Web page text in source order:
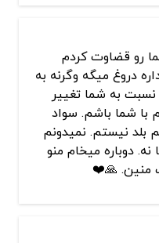
رو قضاوت کردم
دروغ میگه وگرنه به
نسبت به شما تغییر
با شما باشم. سواد
بلد نیستم. نمیدونم
نه. دوباره میخام منو
منین. 🙏❤️